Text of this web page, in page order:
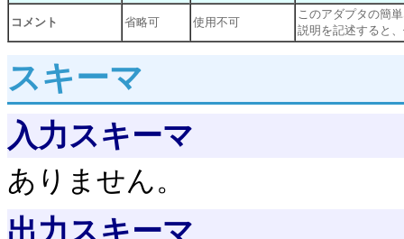
コメント 省略可 使用不可
このアダプタの簡
説明を記述すると
スキーマ
入力スキーマ
ありません。
出力スキーマ